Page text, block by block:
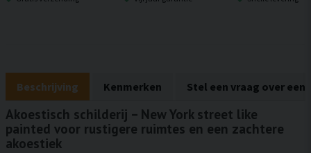
Beschrijving Kenmerken Stel een vraag over een
Akoestisch schilderij – New York street like
painted voor rustigere ruimtes en een zachtere
akoestiek